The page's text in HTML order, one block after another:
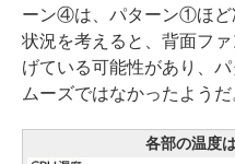
ーン④は、パターン①ほど
状況を考えると、背面フ
げている可能性があり、
ムーズではなかったようだ
各部の温度